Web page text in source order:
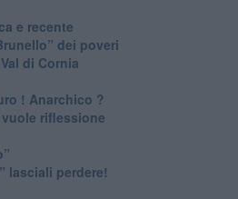
e recente
dei poveri
di Cornia
! Anarchico ?
riflessione
lasciali perdere!